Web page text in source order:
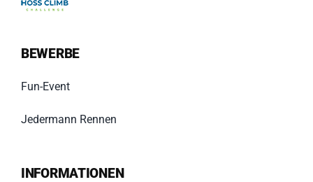
BEWERBE
Fun-Event
Jedermann Rennen
INFORMATIONEN